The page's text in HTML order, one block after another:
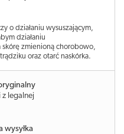
o działaniu wysuszającym,
działaniu
skórę zmienioną chorobowo,
oraz otarć naskórka.
legalnej
wysyłka